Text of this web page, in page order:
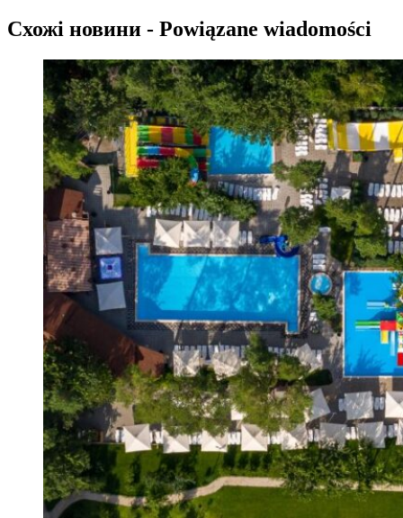
Схожі новини - Powiązane wiadomości